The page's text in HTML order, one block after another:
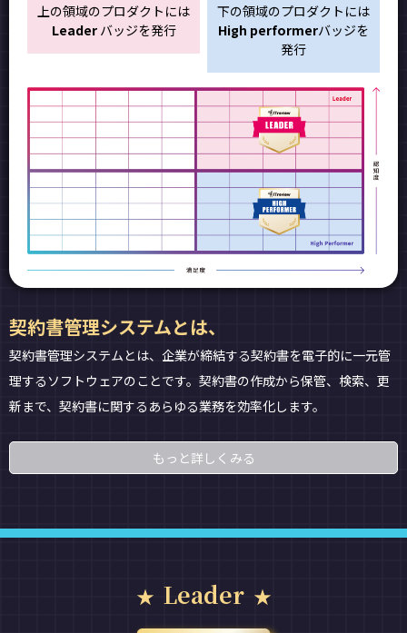
上の領域のプロダクトには
Leaderバッジを発行
下の領域のプロダクトには
High performerバッジを
発行
契約書管理システムとは、
契約書管理システムとは、企業が締結する契約書を電子的に一元管
理するソフトウェアのことです。契約書の作成から保管、検索、更
新まで、契約書に関するあらゆる業務を効率化します。
もっと詳しくみる
Leader